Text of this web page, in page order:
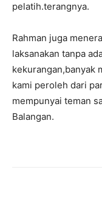
pelatih.terangnya.
Rahman juga
laksanakan tanpa
kekurangan,banyak
kami peroleh dari
mempunyai teman
Balangan.